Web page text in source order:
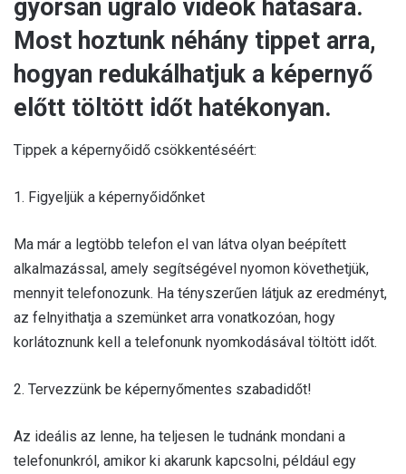
gyorsan ugráló videók hatására.
Most hoztunk néhány tippet arra,
hogyan redukálhatjuk a képernyő
előtt töltött időt hatékonyan.
Tippek a képernyőidő csökkentéséért:
1. Figyeljük a képernyőidőnket
Ma már a legtöbb telefon el van látva olyan beépített
alkalmazással, amely segítségével nyomon követhetjük,
mennyit telefonozunk. Ha tényszerűen látjuk az eredményt,
az felnyithatja a szemünket arra vonatkozóan, hogy
korlátoznunk kell a telefonunk nyomkodásával töltött időt.
2. Tervezzünk be képernyőmentes szabadidőt!
Az ideális az lenne, ha teljesen le tudnánk mondani a
telefonunkról, amikor ki akarunk kapcsolni, például egy